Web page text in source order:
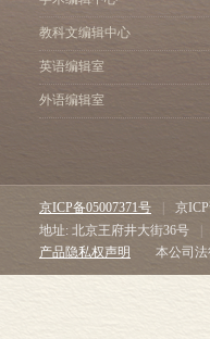
教科文编辑中心
英语编辑室
外语编辑室
京ICP备05007371号 京
地址: 北京王府井大街36号
产品隐私权声明
本公司